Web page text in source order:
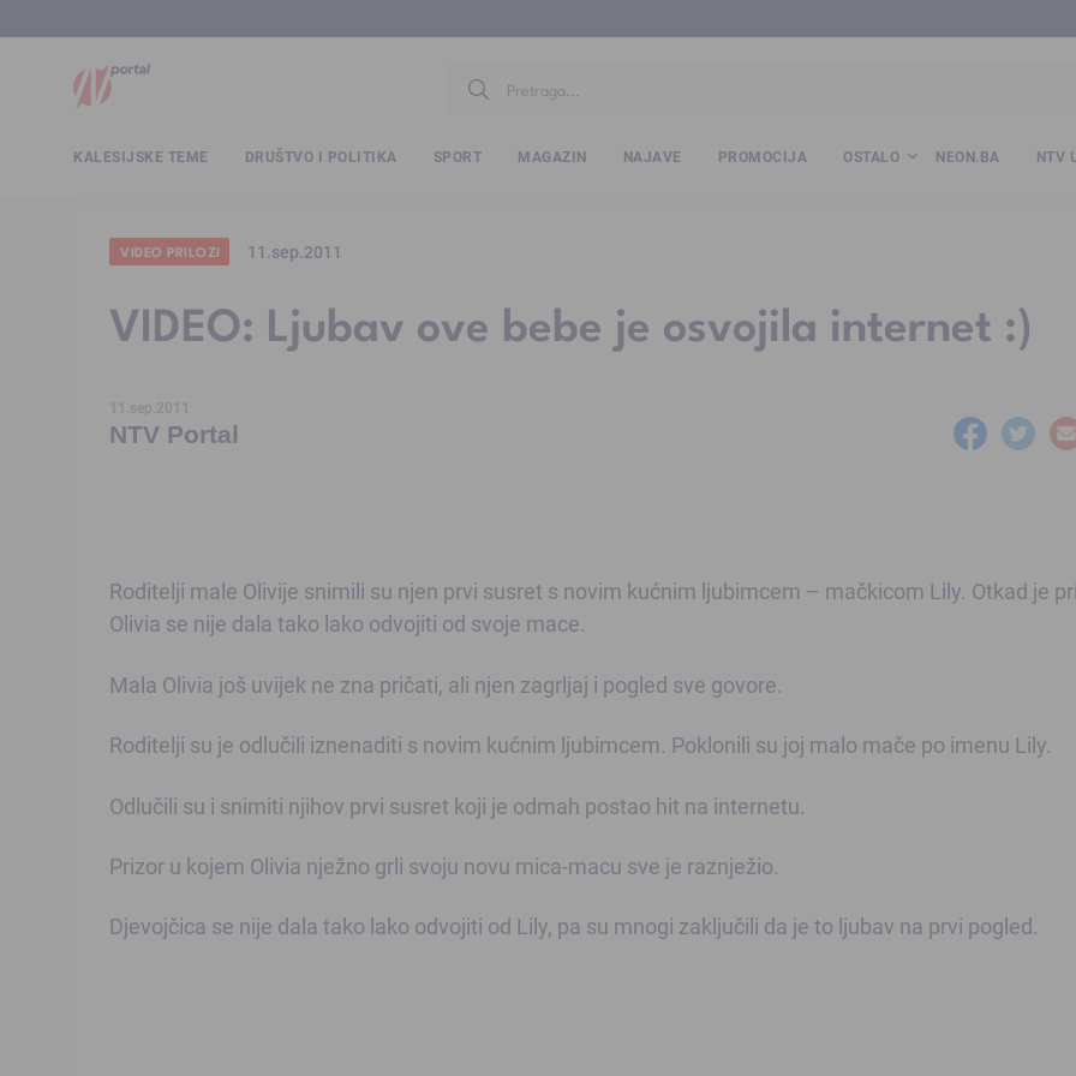
KALESIJSKE TEME DRUŠTVO I POLITIKA SPORT MAGAZIN NAJAVE PROMOCIJA OSTALO NEON.BA NTV
VIDEO PRILOZI 11.sep.2011
VIDEO: Ljubav ove bebe je osvojila internet :)
11.sep.2011
NTV Portal
Roditelji male Olivije snimili su njen prvi susret s novim kućnim ljubimcem – mačkicom Lily. Otkad je
Olivia se nije dala tako lako odvojiti od svoje mace.
Mala Olivia još uvijek ne zna pričati, ali njen zagrljaj i pogled sve govore.
Roditelji su je odlučili iznenaditi s novim kućnim ljubimcem. Poklonili su joj malo mače po imenu Lily.
Odlučili su i snimiti njihov prvi susret koji je odmah postao hit na internetu.
Prizor u kojem Olivia nježno grli svoju novu mica-macu sve je raznježio.
Djevojčica se nije dala tako lako odvojiti od Lily, pa su mnogi zaključili da je to ljubav na prvi pogled.